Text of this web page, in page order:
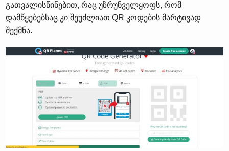
გათვალისწინებით, რაც უზრუნველყოფს, რომ
დამწყებებსაც კი შეუძლიათ QR კოდების მარტივად
შექმნა.